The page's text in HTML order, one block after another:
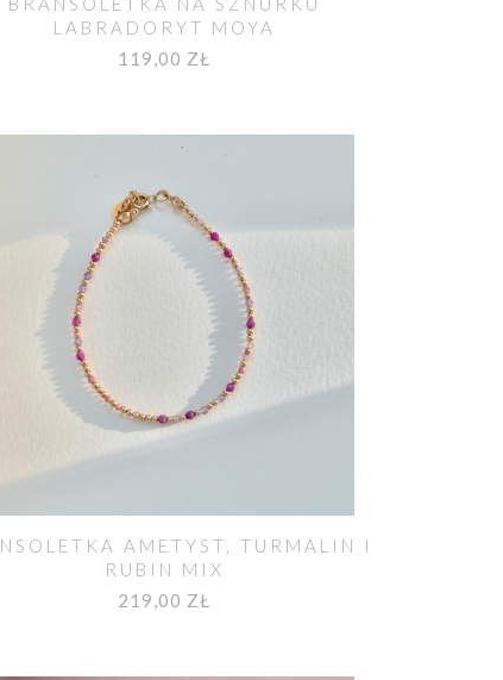
LABRADORYT MOYA
119,00 ZŁ
AMETYST, TURMALIN I
RUBIN MIX
219,00 ZŁ